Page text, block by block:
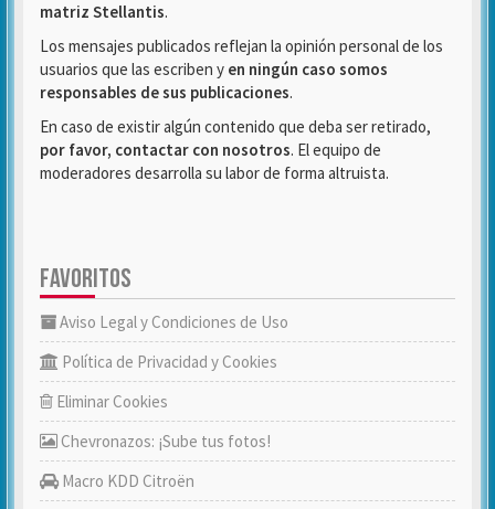
matriz Stellantis.
Los mensajes publicados reflejan la opinión personal de los
usuarios que las escriben y en ningún caso somos
responsables de sus publicaciones.
En caso de existir algún contenido que deba ser retirado,
por favor, contactar con nosotros. El equipo de
moderadores desarrolla su labor de forma altruista.
FAVORITOS
Aviso Legal y Condiciones de Uso
Política de Privacidad y Cookies
Eliminar Cookies
Chevronazos: ¡Sube tus fotos!
Macro KDD Citroën